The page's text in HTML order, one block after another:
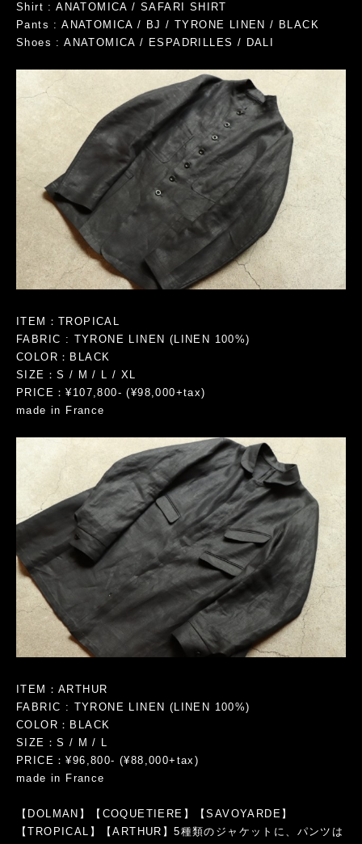
Shirt : ANATOMICA / SAFARI SHIRT
Pants : ANATOMICA / BJ / TYRONE LINEN / BLACK
Shoes : ANATOMICA / ESPADRILLES / DALI
ITEM：TROPICAL
FABRIC : TYRONE LINEN (LINEN 100%)
COLOR：BLACK
SIZE：S / M / L / XL
PRICE：¥107,800- (¥98,000+tax)
made in France
ITEM：ARTHUR
FABRIC : TYRONE LINEN (LINEN 100%)
COLOR：BLACK
SIZE：S / M / L
PRICE：¥96,800- (¥88,000+tax)
made in France
【DOLMAN】【COQUETIERE】【SAVOYARDE】
【TROPICAL】【ARTHUR】5種類のジャケットに、パンツは